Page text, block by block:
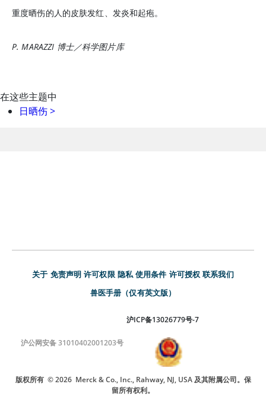
重度晒伤的人的皮肤发红、发炎和起疱。
P. MARAZZI 博士／科学图片库
在这些主题中
日晒伤>
关于 免责声明 许可权限 隐私 使用条件 许可授权 联系我们
兽医手册（仅有英文版）
沪ICP备13026779号-7
沪公网安备 31010402001203号
版权所有 © 2026 Merck & Co., Inc., Rahway, NJ, USA 及其附属公司。保
留所有权利。